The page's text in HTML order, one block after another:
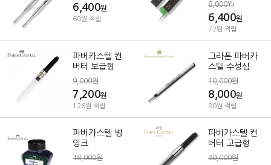
6,400원
60원 적립
8,000원
6,400원
72원 적립
파버카스텔 컨
버터 보급형
9,000원
7,200원
126원 적립
그라폰 파버카
스텔 수성심
10,000원
8,000원
80원 적립
파버카스텔 병
잉크
18,000원
파버카스텔 컨
버터 고급형
30,000원